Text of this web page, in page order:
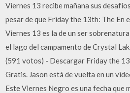
Viernes 13 recibe mañana sus
pesar de que Friday the 13th: The En
Viernes 13 es la de un ser
el lago del campamento de Crystal
(591 votos) - Descargar Friday the
Gratis. Jason está de vuelta en un
Este Viernes Negro es una fecha que